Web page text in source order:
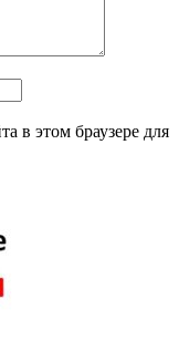
в этом браузере для